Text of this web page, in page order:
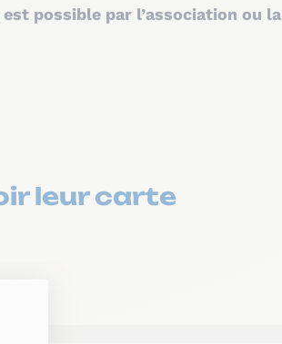
possible par l’association ou la
leur carte